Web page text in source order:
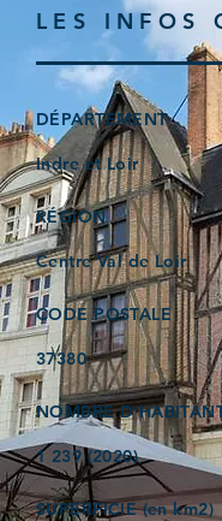
LES INFOS
DÉPARTEMENT
Indre et Loir
RÉGION
Centre Val de Loir
CODE POSTALE
37380
NOMBRE
1 239 (2020)
SUPERFICIE (en km2)